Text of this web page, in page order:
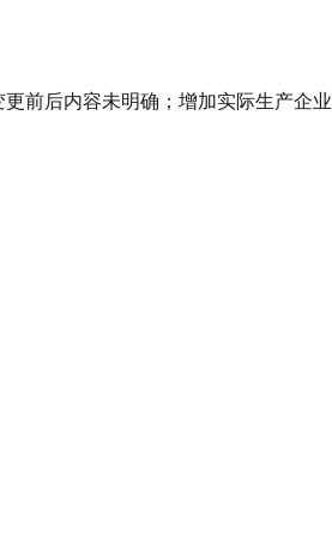
前后内容未明确；增加实际生产企业